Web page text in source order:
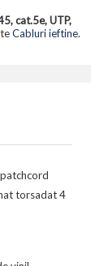
cat.5e, UTP,
Cabluri ieftine.
torsadat 4